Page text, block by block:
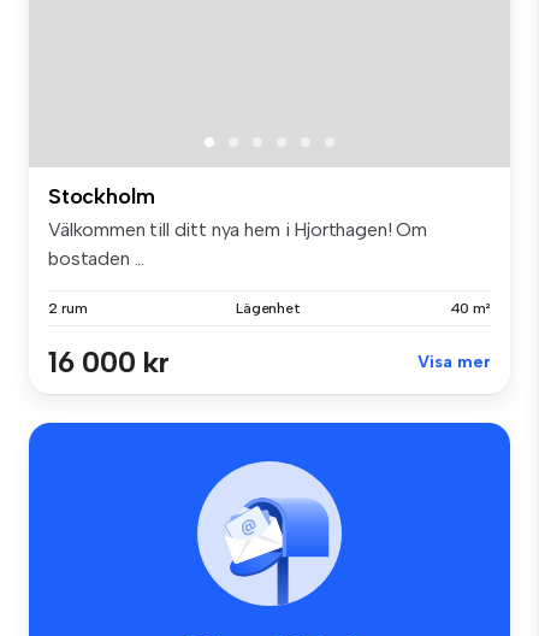
Stockholm
Välkommen till ditt nya hem i Hjorthagen! Om
bostaden ...
2 rum Lägenhet 40 m²
16 000 kr Visa mer